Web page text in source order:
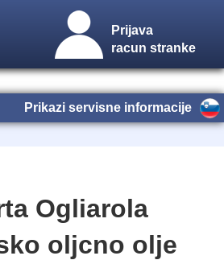
Prijava
racun stranke
Prikazi servisne informacije
Ogliarola
oljcno olje